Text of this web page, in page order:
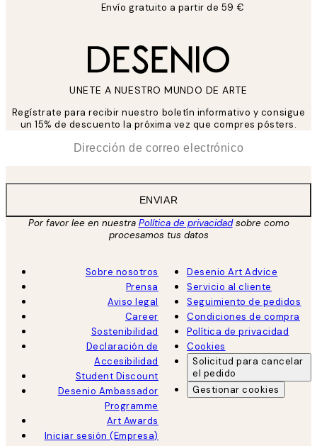
Envío gratuito a partir de 59 €
UNETE A NUESTRO MUNDO DE ARTE
Regístrate para recibir nuestro boletín informativo y consigue
un 15% de descuento la próxima vez que compres pósters.
ENVIAR
Por favor lee en nuestra Política de privacidadsobre como
procesamos tus datos
Sobre nosotros
Prensa
Aviso legal
Career
Sostenibilidad
Declaración de
Accesibilidad
Student Discount
Desenio Ambassador
Programme
Art Awards
Iniciar sesión (Empresa)
Desenio Art Advice
Servicio al cliente
Seguimiento de pedidos
Condiciones de compra
Política de privacidad
Cookies
Solicitud para cancelar
el pedido
Gestionar cookies